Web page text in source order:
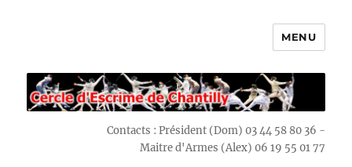
MENU
Contacts : Président (Dom) 03 44 58 80 36 -
Maitre d'Armes (Alex) 06 19 55 01 77